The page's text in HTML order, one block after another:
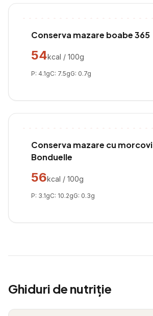
Conserva mazare boabe 365
54kcal / 100g
P: 4.1gC: 7.5gG: 0.7g
Conserva mazare cu morcovi
Bonduelle
56kcal / 100g
P: 3.1gC: 10.2gG: 0.3g
Ghiduri de nutriție